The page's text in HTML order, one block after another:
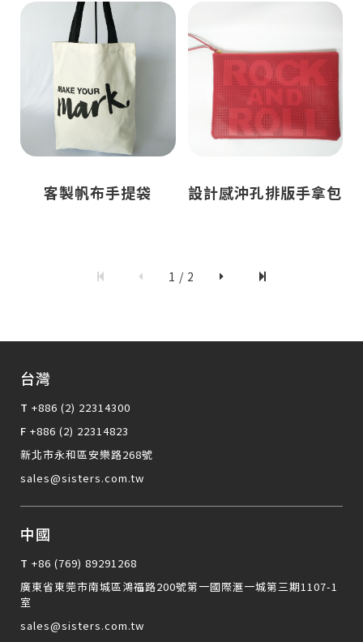
客製帆布手提袋 設計感沖孔排版手拿包
1 / 2
台灣
T +886 (2) 22314300
F +886 (2) 22314823
新北市永和區安樂路268號
sales@sisters.com.tw
中國
T +86 (769) 89291268
廣東省東莞市南城區鴻福路200號第一國際滙一城第三期1107-1
室
sales@sisters.com.tw